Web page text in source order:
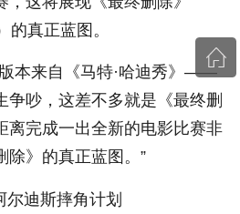
的真正蓝图。
本来自《马特·哈迪秀》——
争吵，这差不多就是《最终删
完成一出全新的电影比赛非
除》的真正蓝图。”
尔迪斯摔角计划